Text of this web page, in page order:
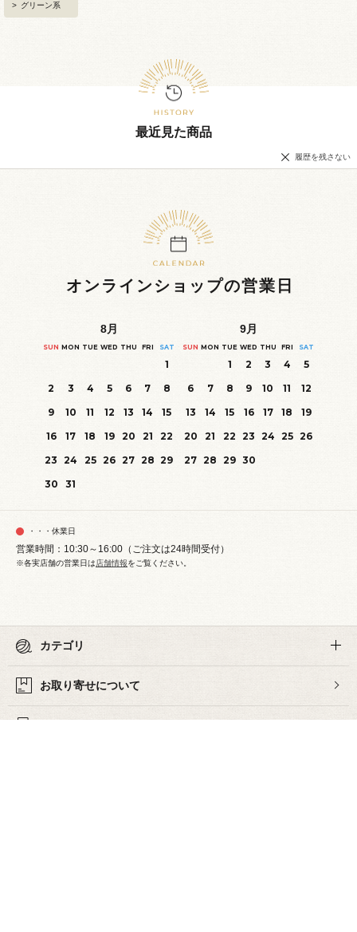
> グリーン系
最近見た商品
履歴を残さない
オンラインショップの営業日
8月
SUN MON TUE WED THU FRI SAT
1
2
3 4 5 6 7
8
9
10 11 12 13 14
15
16
17 18 19 20 21
22
23 24 25 26 27 28 29
30
31
9月
SUN MON TUE WED THU FRI SAT
1 2 3 4
5
6
7 8 9 10 11
12
13
14 15 16 17 18
19
20
21 22 23 24 25 26
27 28 29 30
・・・休業日
営業時間：10:30～16:00（ご注文は24時間受付）
※各実店舗の営業日は店舗情報をご覧ください。
カテゴリ
お取り寄せについて